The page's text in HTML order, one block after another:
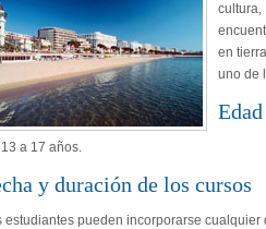
en
uno de
13 a 17 años.
y duración de los cursos
estudiantes pueden incorporarse